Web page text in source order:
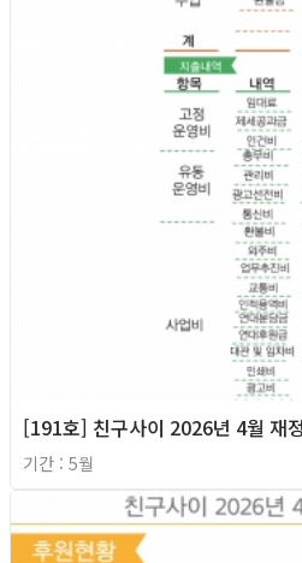
[191호] 친구사이 2026년 4월 재
기간 : 5월